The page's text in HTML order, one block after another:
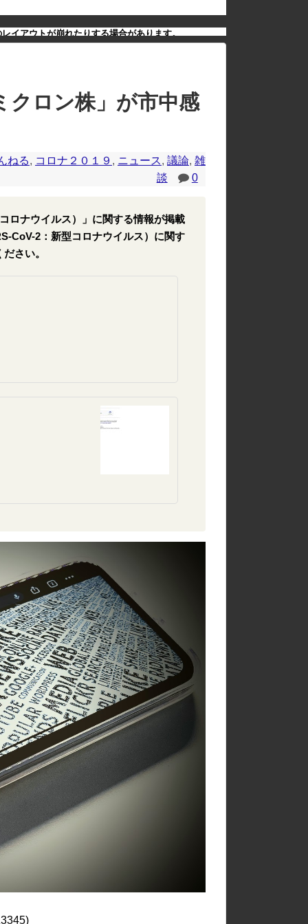
イアウトが崩れたりする場合があります。
クロン株」が市中感
ねる, コロナ２０１９ , ニュース, 議論, 雑
談
0
ロナウイルス）」に関する情報が掲載
CoV-2：新型コロナウイルス）に関す
さい。